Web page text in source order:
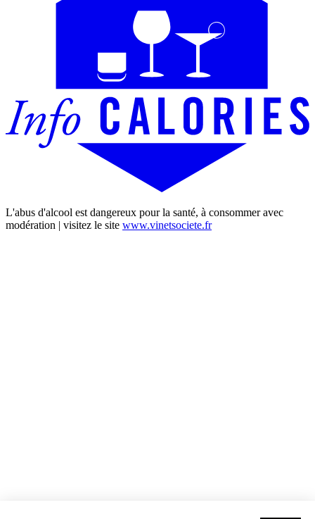
L'abus d'alcool est dangereux pour la santé, à consommer avec
modération | visitez le site www.vinetsociete.fr